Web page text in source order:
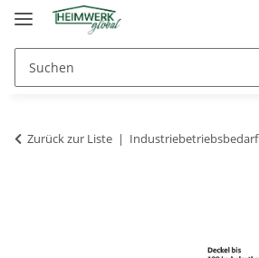
Zurück zur Liste Industriebetriebsbedarf